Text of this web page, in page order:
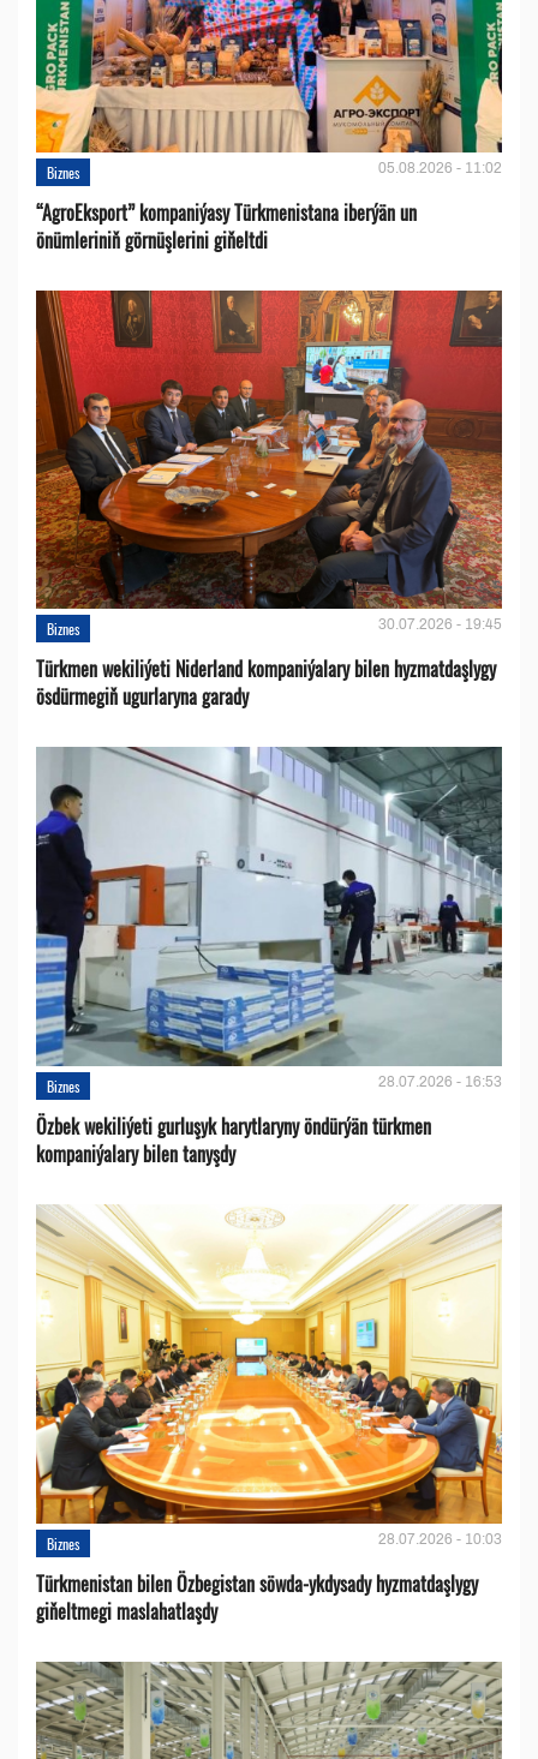
Biznes 05.08.2026 - 11:02
“AgroEksport” kompaniýasy Türkmenistana iberýän un
önümleriniň görnüşlerini giňeltdi
Biznes 30.07.2026 - 19:45
Türkmen wekiliýeti Niderland kompaniýalary bilen hyzmatdaşlygy
ösdürmegiň ugurlaryna garady
Biznes 28.07.2026 - 16:53
Özbek wekiliýeti gurluşyk harytlaryny öndürýän türkmen
kompaniýalary bilen tanyşdy
Biznes 28.07.2026 - 10:03
Türkmenistan bilen Özbegistan söwda-ykdysady hyzmatdaşlygy
giňeltmegi maslahatlaşdy